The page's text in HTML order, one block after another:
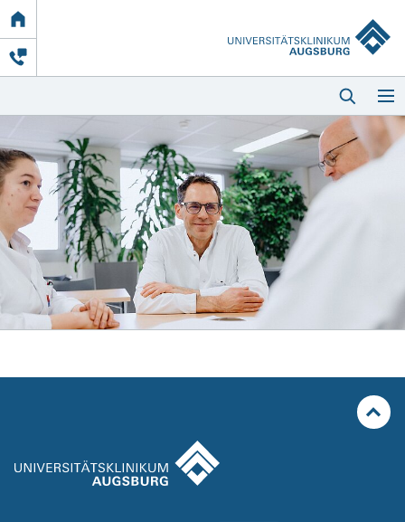
Link
zur
Startseite
Startseite
Kliniken & Einrichtungen
Über uns